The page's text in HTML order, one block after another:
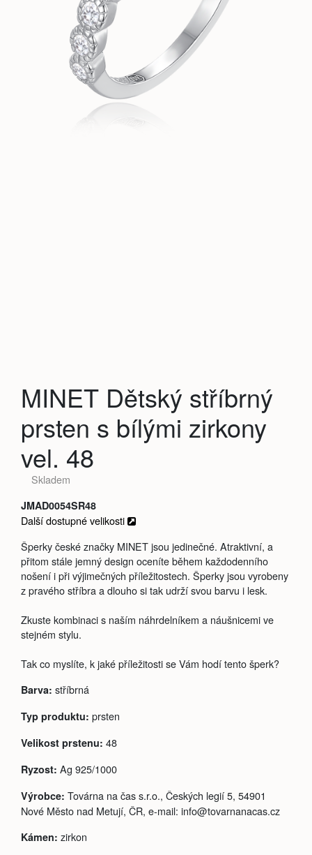
MINET Dětský stříbrný
prsten s bílými zirkony
vel. 48
Skladem
JMAD0054SR48
Další dostupné velikosti
Šperky české značky MINET jsou jedinečné. Atraktivní, a
přitom stále jemný design oceníte během každodenního
nošení i při výjimečných příležitostech. Šperky jsou vyrobeny
z pravého stříbra a dlouho si tak udrží svou barvu i lesk.
Zkuste kombinaci s naším náhrdelníkem a náušnicemi ve
stejném stylu.
Tak co myslíte, k jaké příležitosti se Vám hodí tento šperk?
Barva: stříbrná
Typ produktu: prsten
Velikost prstenu: 48
Ryzost: Ag 925/1000
Výrobce: Továrna na čas s.r.o., Českých legií 5, 54901
Nové Město nad Metují, ČR, e-mail: info@tovarnanacas.cz
Kámen: zirkon